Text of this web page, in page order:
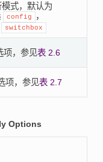
式，默认为
config ，
switchbox
项，参见表 2.6
项，参见表 2.7
Options